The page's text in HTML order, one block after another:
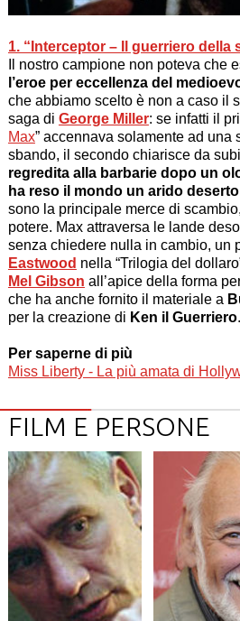
1. “Interceptor – Il guerriero della
Il nostro campione non poteva che
l’eroe per eccellenza del
che abbiamo scelto è non a caso il
saga di George Miller: se infatti il
Max” accennava solamente ad una
sbando, il secondo chiarisce da
regredita alla barbarie dopo un
ha reso il mondo un arido deserto
sono la principale merce di
potere. Maxattraversa le lande
senza chiedere nulla in cambio, un
Eastwood nella “Trilogia del dollaro
Mel Gibson all’apice della forma
che ha anche fornito il materiale a
per la creazione di Ken il Guerriero
Per saperne di più
Miss Liberty - La più amata di
FILM E PERSONE